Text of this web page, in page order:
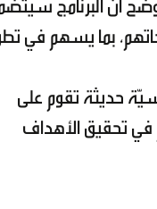
أن البرنامج
بما يسهم في
حديثة تقوم على
في تحقيق الأهداف